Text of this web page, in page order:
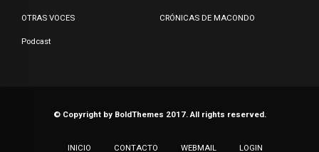
OTRAS VOCES CRÓNICAS DE MACONDO
Podcast
© Copyright by BoldThemes 2017. All rights reserved.
INICIO CONTACTO WEBMAIL LOGIN